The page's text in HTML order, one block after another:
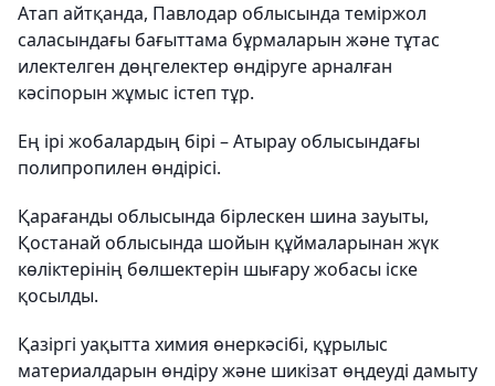
Атап айтқанда, Павлодар облысында теміржол
саласындағы бағыттама бұрмаларын және тұтас
илектелген дөңгелектер өндіруге арналған
кәсіпорын жұмыс істеп тұр.
Ең ірі жобалардың бірі – Атырау облысындағы
полипропилен өндірісі.
Қарағанды облысында бірлескен шина зауыты,
Қостанай облысында шойын құймаларынан жүк
көліктерінің бөлшектерін шығару жобасы іске
қосылды.
Қазіргі уақытта химия өнеркәсібі, құрылыс
материалдарын өндіру және шикізат өңдеуді дамыту